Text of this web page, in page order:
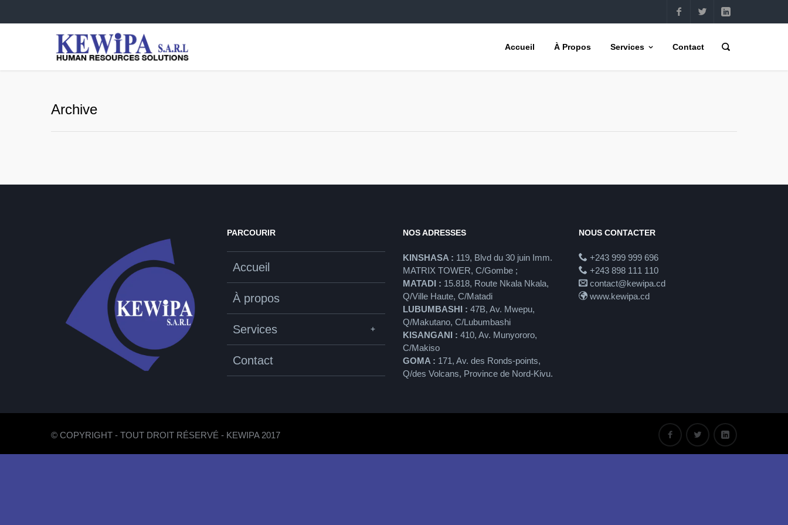
Accueil À Propos Services Contact
Archive
PARCOURIR
Accueil
À propos
Services
Contact
NOS ADRESSES
KINSHASA : 119, Blvd du 30 juin Imm.
MATRIX TOWER, C/Gombe ;
MATADI : 15.818, Route Nkala Nkala,
Q/Ville Haute, C/Matadi
LUBUMBASHI : 47B, Av. Mwepu,
Q/Makutano, C/Lubumbashi
KISANGANI : 410, Av. Munyororo,
C/Makiso
GOMA : 171, Av. des Ronds-points,
Q/des Volcans, Province de Nord-Kivu.
NOUS CONTACTER
+243 999 999 696
+243 898 111 110
contact@kewipa.cd
www.kewipa.cd
© COPYRIGHT - TOUT DROIT RÉSERVÉ - KEWIPA 2017